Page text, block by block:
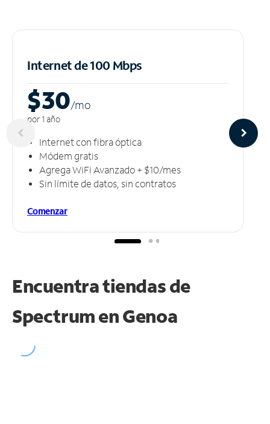
Internet de 100 Mbps
$30/mo
por 1 año
Internet con fibra óptica
Módem gratis
Agrega WiFi Avanzado + $10/mes
Sin límite de datos, sin contratos
Comenzar
Encuentra tiendas de
Spectrum enGenoa